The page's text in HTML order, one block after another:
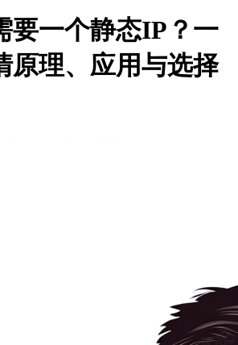
要一个静态IP？一
原理、应用与选择